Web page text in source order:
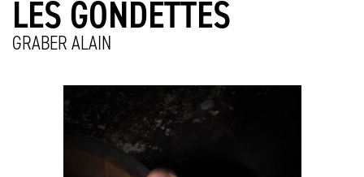
LES GONDETTES
GRABER ALAIN